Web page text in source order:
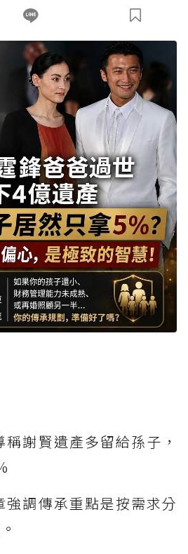
稱謝賢遺產多留給孫子，
強調傳承重點是按需求分